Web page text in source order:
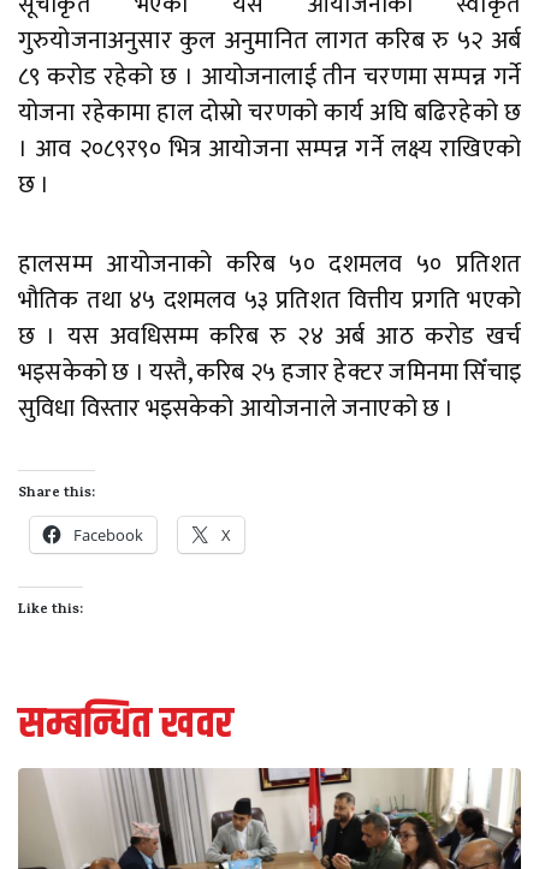
गुरुयोजनाअनुसार कुल अनुमानित लागत करिब रु ५२ अर्ब
८९ करोड रहेको छ । आयोजनालाई तीन चरणमा सम्पन्न गर्ने
योजना रहेकामा हाल दोस्रो चरणको कार्य अघि बढिरहेको छ
। आव २०८९र९० भित्र आयोजना सम्पन्न गर्ने लक्ष्य राखिएको
छ ।
हालसम्म आयोजनाको करिब ५० दशमलव ५० प्रतिशत
भौतिक तथा ४५ दशमलव ५३ प्रतिशत वित्तीय प्रगति भएको
छ । यस अवधिसम्म करिब रु २४ अर्ब आठ करोड खर्च
भइसकेको छ । यस्तै, करिब २५ हजार हेक्टर जमिनमा सिँचाइ
सुविधा विस्तार भइसकेको आयोजनाले जनाएको छ ।
Share this:
Facebook X
Like this:
सम्बन्धित खवर